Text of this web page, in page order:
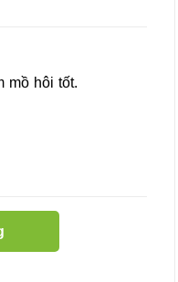
mồ hôi tốt.